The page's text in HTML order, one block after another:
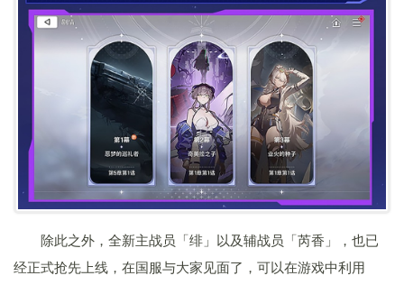
除此之外，全新主战员「绯」以及辅战员「芮香」，也已
经正式抢先上线，在国服与大家见面了，可以在游戏中利用